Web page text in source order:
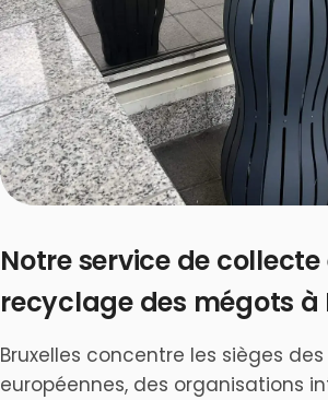
Notre service de collecte
recyclage des mégots à
Bruxelles concentre les sièges
européennes, des organisations